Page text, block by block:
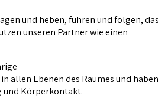
und heben, führen und folgen, das
unseren Partner wie einen
allen Ebenen des Raumes und haben
und Körperkontakt.